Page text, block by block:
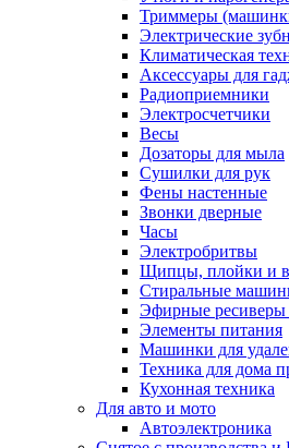
Триммеры
Электрические
Климатическая
Аксессуары для
Радиоприемники
Электросчетчики
Весы
Дозаторы для мыла
Сушилки для рук
Фены настенные
Звонки дверные
Часы
Электробритвы
Щипцы, плойки и
Стиральные
Эфирные
Элементы питания
Машинки для
Техника для дома
Кухонная техника
Для авто и мото
Автоэлектроника